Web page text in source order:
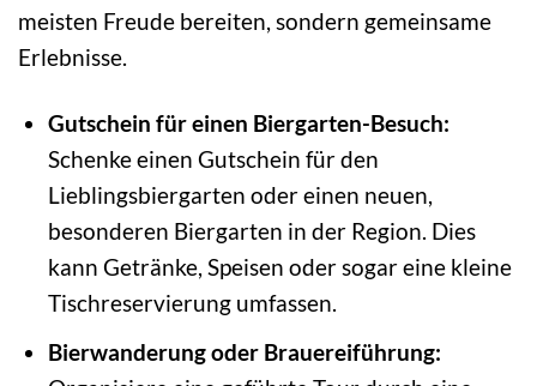
meisten Freude bereiten, sondern gemeinsame
Erlebnisse.
Gutschein für einen Biergarten-Besuch:
Schenke einen Gutschein für den
Lieblingsbiergarten oder einen neuen,
besonderen Biergarten in der Region. Dies
kann Getränke, Speisen oder sogar eine kleine
Tischreservierung umfassen.
Bierwanderung oder Brauereiführung: